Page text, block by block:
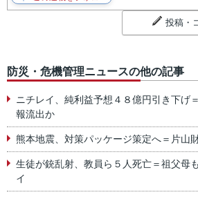
投稿・
防災・危機管理ニュースの他の記事
ニチレイ、純利益予想４８億円引き下げ
報流出か
熊本地震、対策パッケージ策定へ＝片山
生徒が銃乱射、教員ら５人死亡＝祖父母
イ